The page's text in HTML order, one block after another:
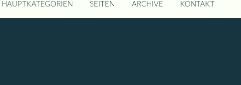
HAUPTKATEGORIEN SEITEN ARCHIVE KONTAKT